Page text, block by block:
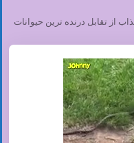
از تقابل درنده ترین حیوانات